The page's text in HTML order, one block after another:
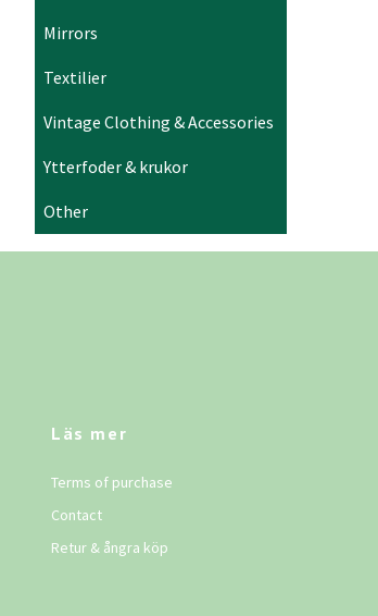
Mirrors
Textilier
Vintage Clothing & Accessories
Ytterfoder & krukor
Other
Läs mer
Terms of purchase
Contact
Retur & ångra köp